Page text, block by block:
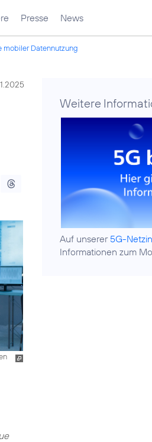
Presse News
mobiler Datennutzung
Weitere
Auf unserer 5G-
Informationen zum